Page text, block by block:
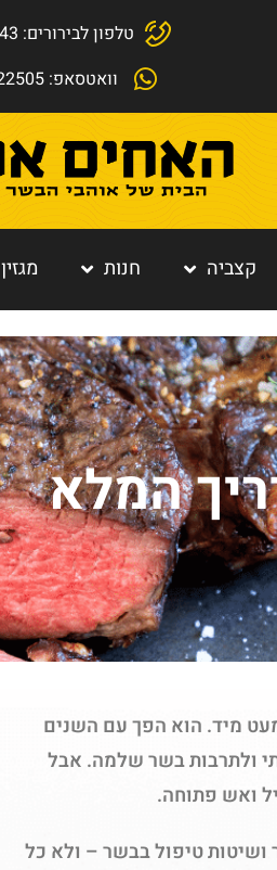
טלפון לבירורים: 03-6878643
וואטסאפ: 050-5222505
קצביה חנות מגזין
המלא
מיד. הוא הפך עם השנים
ולתרבות בשר שלמה. אבל
ואש פתוחה.
ושיטות טיפול בבשר – ולא כל